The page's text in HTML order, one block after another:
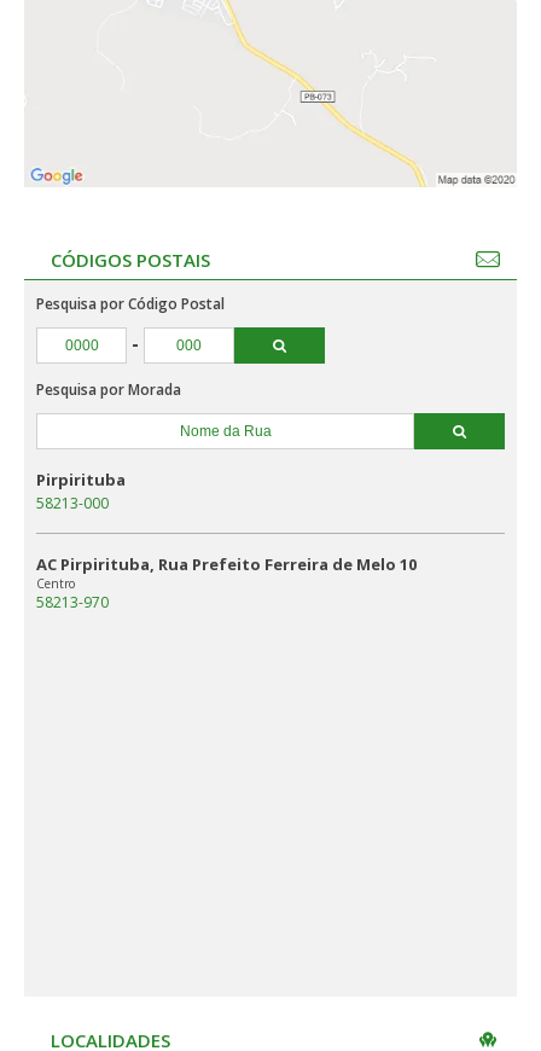
CÓDIGOS POSTAIS
Pesquisa por Código Postal
-
Pesquisa por Morada
Pirpirituba
58213-000
AC Pirpirituba, Rua Prefeito Ferreira de Melo 10
Centro
58213-970
LOCALIDADES